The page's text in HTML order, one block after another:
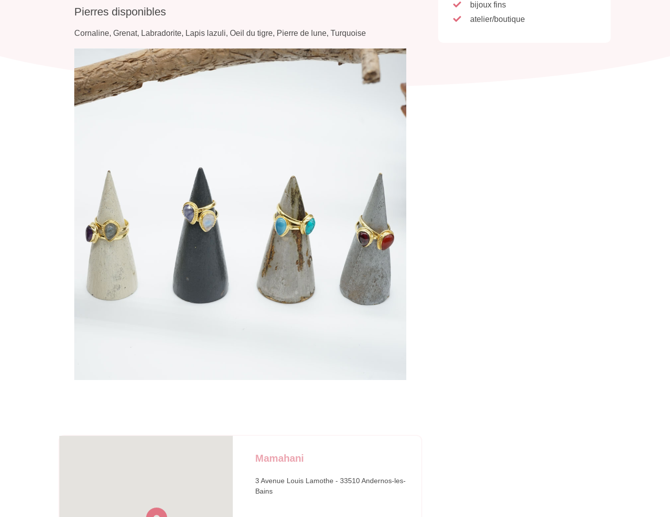
Pierres disponibles
Cornaline, Grenat, Labradorite, Lapis lazuli, Oeil du tigre, Pierre de lune, Turquoise
Mamahani
3 Avenue Louis Lamothe - 33510 Andernos-les-
Bains
bijoux fins
atelier/boutique